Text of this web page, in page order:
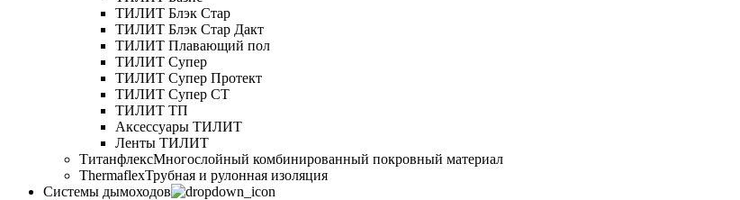
ТИЛИТ Блэк Стар
ТИЛИТ Блэк Стар Дакт
ТИЛИТ Плавающий пол
ТИЛИТ Супер
ТИЛИТ Супер Протект
ТИЛИТ Супер СТ
ТИЛИТ ТП
Аксессуары ТИЛИТ
Ленты ТИЛИТ
ТитанфлексМногослойный комбинированный покровный материал
ThermaflexТрубная и рулонная изоляция
Cистемы дымоходов